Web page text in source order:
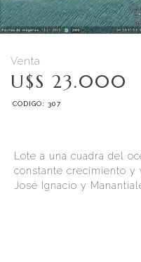
Venta
U$S 23.000
CODIGO: 307
Lote a una cuadra del
constante crecimiento y
José Ignacio y